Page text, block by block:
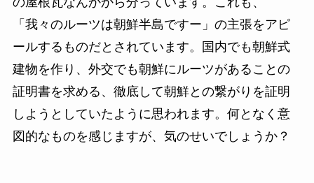
「我々のルーツは朝鮮半島ですー」の主張をアピ
ールするものだとされています。国内でも朝鮮式
建物を作り、外交でも朝鮮にルーツがあることの
証明書を求める、徹底して朝鮮との繋がりを証明
しようとしていたように思われます。何となく意
図的なものを感じますが、気のせいでしょうか？